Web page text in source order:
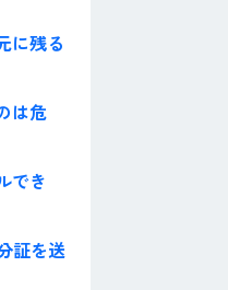
に残る
は危
でき
証を送